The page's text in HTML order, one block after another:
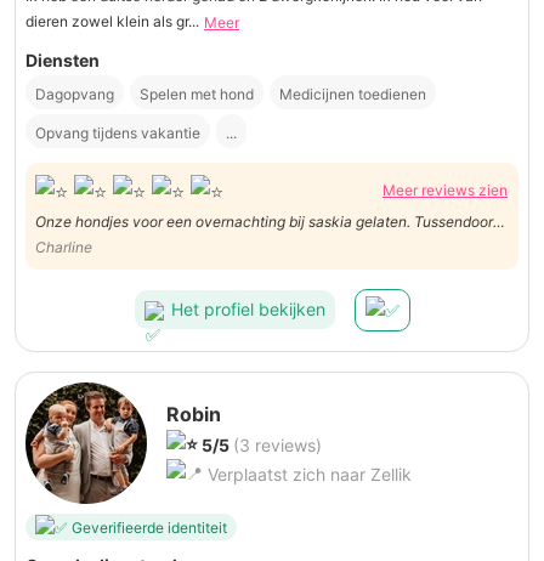
dieren zowel klein als gr... Meer
Diensten
Dagopvang Spelen met hond Medicijnen toedienen
Opvang tijdens vakantie ...
Meer reviews zien
Onze hondjes voor een overnachting bij saskia gelaten. Tussendoor
kregen we ook een foto van de hondjes wat leuk was om te zien.
Charline
Het profiel bekijken
Robin
5/5 (3 reviews)
Verplaatst zich naar Zellik
Geverifieerde identiteit